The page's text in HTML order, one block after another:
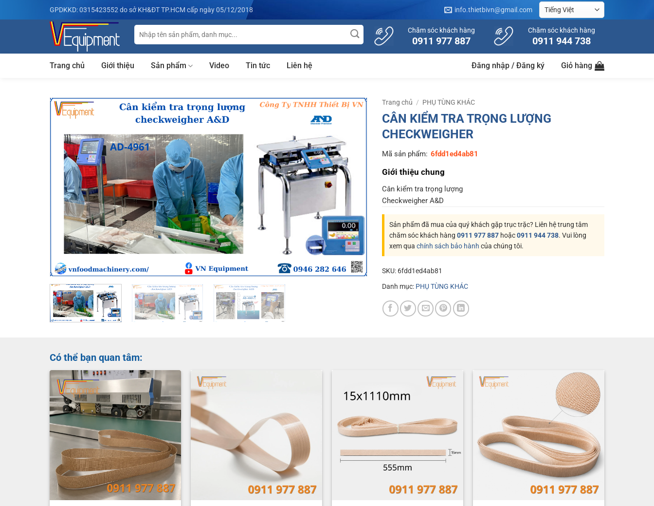
qua
GPDKKD: 0315423552 do sở KH&ĐT TP.HCM cấp ngày 05/12/2018 info.thietbivn@gmail.com
Tìm
kiếm:
Chăm sóc khách hàng
0911 977 887
Chăm sóc khách hàng
0911 944 738
Trang chủ Giới thiệu Sản phẩm Video Tin tức Liên hệ Đăng nhập / Đăng ký Giỏ hàng
Trang chủ / PHỤ TÙNG KHÁC
CÂN KIỂM TRA TRỌNG LƯỢNG
CHECKWEIGHER
Mã sản phẩm: 6fdd1ed4ab81
Giới thiệu chung
Cân kiểm tra trọng lượng
Checkweigher A&D
Sản phẩm đã mua của quý khách gặp trục trặc? Liên hệ trung tâm
chăm sóc khách hàng 0911 977 887hoặc0911 944 738. Vui lòng
xem qua chính sách bảo hành của chúng tôi.
SKU: 6fdd1ed4ab81
Danh mục: PHỤ TÙNG KHÁC
Có thể bạn quan tâm: